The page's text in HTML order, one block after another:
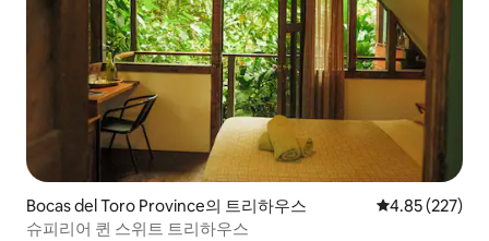
Bocas del Toro Province의 트리하우스 평점 4.85점(5
4.85 (227)
슈피리어 퀸 스위트 트리하우스